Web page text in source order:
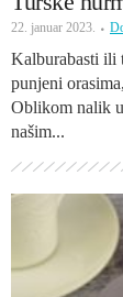
22. januar 2023.
Kalburabasti ili
punjeni
Oblikom nalik
našim...